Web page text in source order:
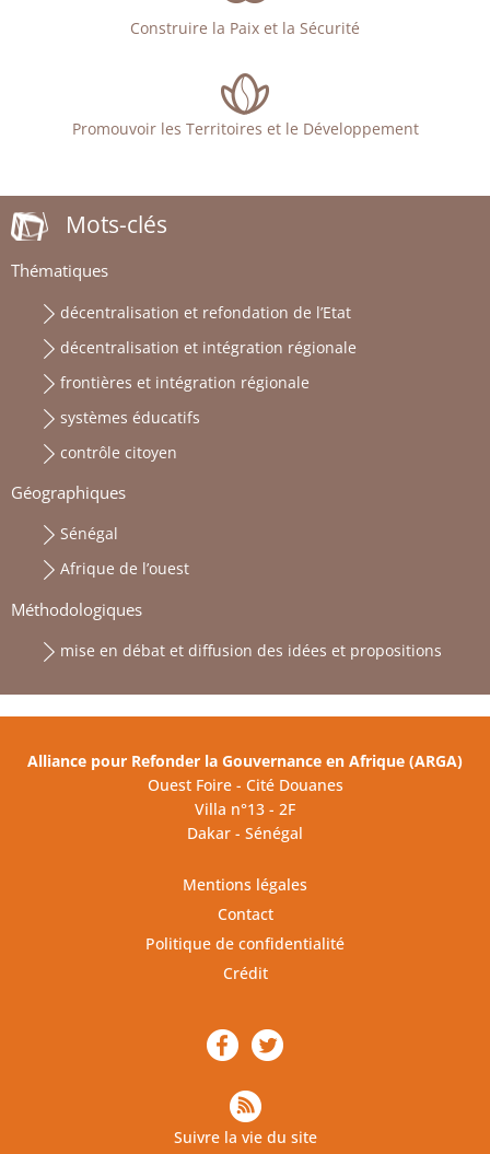
Construire la Paix et la Sécurité
Promouvoir les Territoires et le Développement
Mots-clés
Thématiques
décentralisation et refondation de l’Etat
décentralisation et intégration régionale
frontières et intégration régionale
systèmes éducatifs
contrôle citoyen
Géographiques
Sénégal
Afrique de l’ouest
Méthodologiques
mise en débat et diffusion des idées et propositions
Alliance pour Refonder la Gouvernance en Afrique (ARGA)
Ouest Foire - Cité Douanes
Villa n°13 - 2F
Dakar - Sénégal
Mentions légales
Contact
Politique de confidentialité
Crédit
Suivre la vie du site